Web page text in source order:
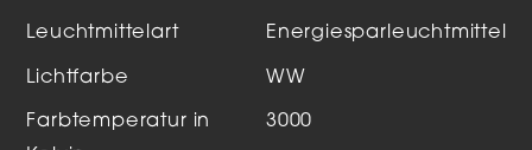
Leuchtmittelart Energiesparleuchtmittel
Lichtfarbe WW
Farbtemperatur in
3000